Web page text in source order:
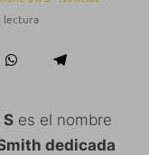
lectura
es el nombre
dedicada